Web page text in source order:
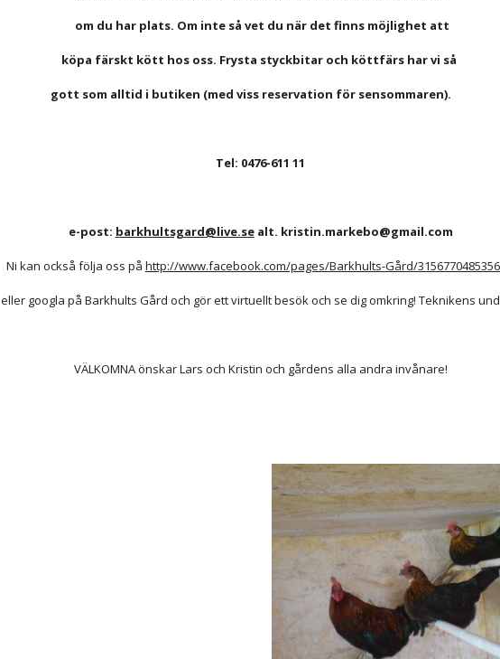
om du har plats. Om inte så vet du när det finns möjlighet att
köpa färskt kött hos oss. Frysta styckbitar och köttfärs har vi så
gott som alltid i butiken (med viss reservation för sensommaren).
Tel: 0476-611 11
e-post: barkhultsgard@live.se alt. kristin.markebo@gmail.com
Ni kan också följa oss på http://www.facebook.com/pages/Barkhults-Gård/
eller googla på Barkhults Gård och gör ett virtuellt besök och se dig omkring! Teknikens
VÄLKOMNA önskar Lars och Kristin och gårdens alla andra invånare!